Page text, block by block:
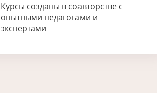
Курсы созданы в соавторстве с
опытными педагогами и
экспертами